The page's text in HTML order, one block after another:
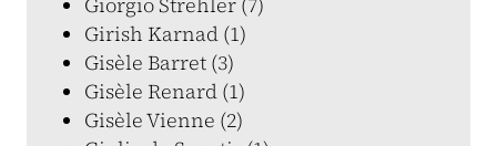
Girish Karnad (1)
Gisèle Barret (3)
Gisèle Renard (1)
Gisèle Vienne (2)